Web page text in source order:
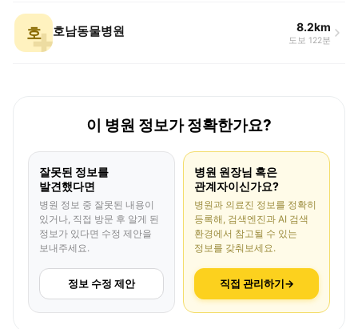
호 호남동물병원 8.2km
도보 122분
이 병원 정보가 정확한가요?
잘못된 정보를
발견했다면
병원 정보 중 잘못된 내용이
있거나, 직접 방문 후 알게 된
정보가 있다면 수정 제안을
보내주세요.
정보 수정 제안
병원 원장님 혹은
관계자이신가요?
병원과 의료진 정보를 정확히
등록해, 검색엔진과 AI 검색
환경에서 참고될 수 있는
정보를 갖춰보세요.
직접 관리하기→